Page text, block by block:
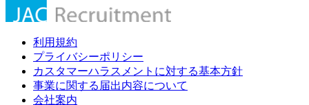
利用規約
プライバシーポリシー
カスタマーハラスメントに対する基本方針
事業に関する届出内容について
会社案内